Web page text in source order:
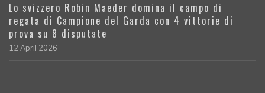
Lo svizzero Robin Maeder domina il campo di
regata di Campione del Garda con 4 vittorie di
prova su 8 disputate
12 April 2026